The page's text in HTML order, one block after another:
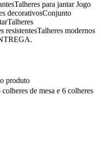
para jantar Jogo
decorativosConjunto
resistentesTalheres modernos
produto
de mesa e 6 colheres